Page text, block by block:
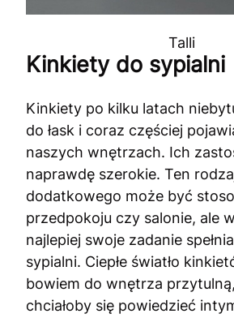
Talli
Kinkiety do sypialni
Kinkiety po kilku latach
do łask i coraz częściej
naszych wnętrzach. Ich
naprawdę szerokie. Ten
dodatkowego może być
przedpokoju czy salonie, ale
najlepiej swoje zadanie
sypialni. Ciepłe światło
bowiem do wnętrza przytulną,
chciałoby się powiedzieć